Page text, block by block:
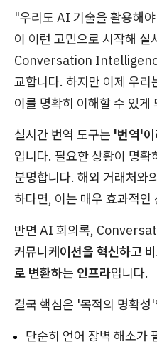
"우리도 AI 기술을 활용해
이 이런 고민으로 시작해 실
Conversation
교합니다. 하지만 이제 우리
이를 명확히 이해할 수 있게
실시간 번역 도구는 '번역'이
입니다. 필요한 상황이 명
분명합니다. 해외 거래처와
하다면, 이는 매우 효과적인
반면 AI 회의록,
커뮤니케이션을 혁신하고
로 변환하는 인프라입니다.
결국 핵심은 '목적의 명확성
단순히 언어 장벽 해소가